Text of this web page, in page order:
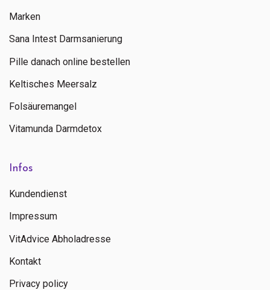
Marken
Sana Intest Darmsanierung
Pille danach online bestellen
Keltisches Meersalz
Folsäuremangel
Vitamunda Darmdetox
Infos
Kundendienst
Impressum
VitAdvice Abholadresse
Kontakt
Privacy policy